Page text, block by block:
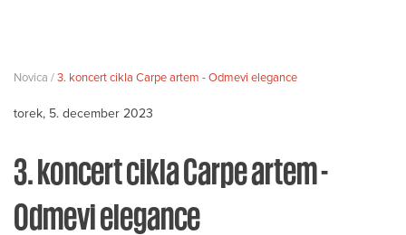
Novica /3. koncert cikla Carpe artem - Odmevi elegance
torek, 5. december 2023
3. koncert cikla Carpe artem -
Odmevi elegance